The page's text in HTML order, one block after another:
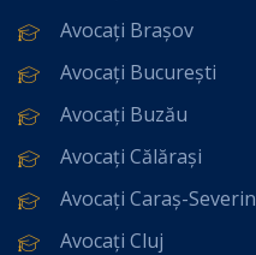
Avocați Brașov
Avocați București
Avocați Buzău
Avocați Călărași
Avocați Caraș-Severin
Avocați Cluj